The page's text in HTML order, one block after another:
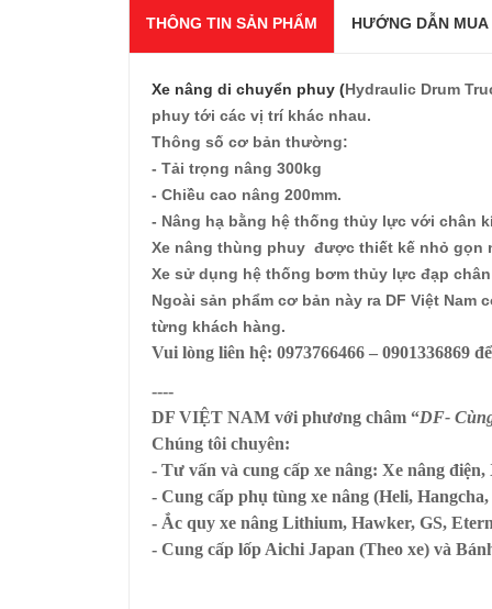
THÔNG TIN SẢN PHẨM HƯỚNG DẪN MUA
Xe nâng di chuyển phuy (Hydraulic Drum
phuy tới các vị trí khác nhau.
Thông số cơ bản thường:
- Tải trọng nâng 300kg
- Chiều cao nâng 200mm.
- Nâng hạ bằng hệ thống thủy lực với chân
Xe nâng thùng phuy được thiết kế nhỏ gọn
Xe sử dụng hệ thống bơm thủy lực đạp
Ngoài sản phẩm cơ bản này ra DF Việt
từng khách hàng.
Vui lòng liên hệ: 0973766466 – 0901336869
----
DF VIỆT NAM với phương châm “DF-
Chúng tôi chuyên:
- Tư vấn và cung cấp xe nâng: Xe nâng
- Cung cấp phụ tùng xe nâng (Heli,
- Ắc quy xe nâng Lithium, Hawker, GS,
- Cung cấp lốp Aichi Japan (Theo xe) và